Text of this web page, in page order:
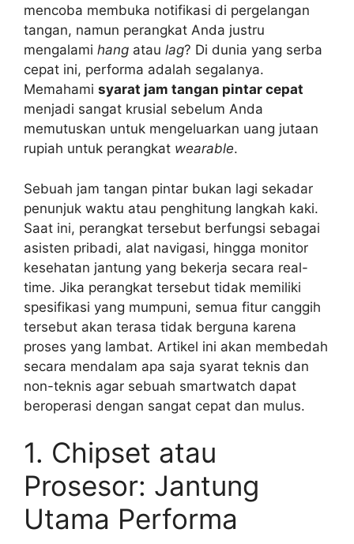
mencoba membuka notifikasi di pergelangan
tangan, namun perangkat Anda justru
mengalami hang atau lag? Di dunia yang serba
cepat ini, performa adalah segalanya.
Memahami syarat jam tangan pintar cepat
menjadi sangat krusial sebelum Anda
memutuskan untuk mengeluarkan uang jutaan
rupiah untuk perangkat wearable.
Sebuah jam tangan pintar bukan lagi sekadar
penunjuk waktu atau penghitung langkah kaki.
Saat ini, perangkat tersebut berfungsi sebagai
asisten pribadi, alat navigasi, hingga monitor
kesehatan jantung yang bekerja secara real-
time. Jika perangkat tersebut tidak memiliki
spesifikasi yang mumpuni, semua fitur canggih
tersebut akan terasa tidak berguna karena
proses yang lambat. Artikel ini akan membedah
secara mendalam apa saja syarat teknis dan
non-teknis agar sebuah smartwatch dapat
beroperasi dengan sangat cepat dan mulus.
1. Chipset atau
Prosesor: Jantung
Utama Performa